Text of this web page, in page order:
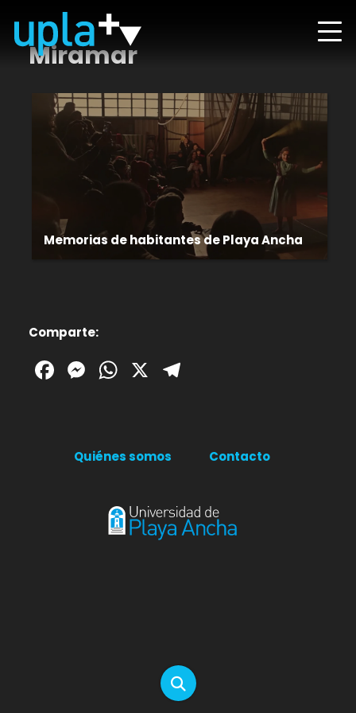
Miramar
Memorias de habitantes de Playa Ancha
Comparte:
Facebook
Messenger
WhatsApp
X
Quiénes somos Contacto